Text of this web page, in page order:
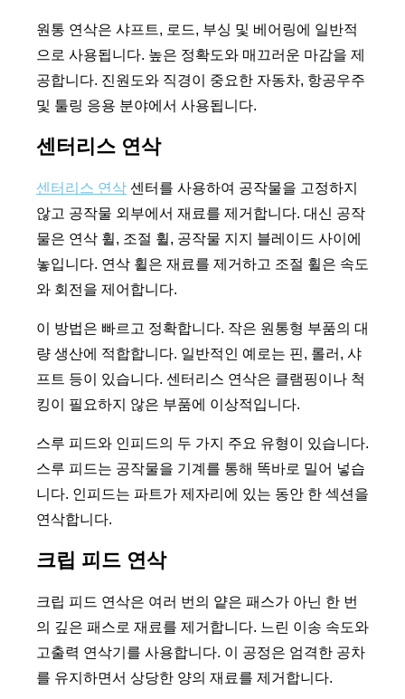
원통 연삭은 샤프트, 로드, 부싱 및 베어링에 일반적
으로 사용됩니다. 높은 정확도와 매끄러운 마감을 제
공합니다. 진원도와 직경이 중요한 자동차, 항공우주
및 툴링 응용 분야에서 사용됩니다.
센터리스 연삭
센터리스 연삭 센터를 사용하여 공작물을 고정하지
않고 공작물 외부에서 재료를 제거합니다. 대신 공작
물은 연삭 휠, 조절 휠, 공작물 지지 블레이드 사이에
놓입니다. 연삭 휠은 재료를 제거하고 조절 휠은 속도
와 회전을 제어합니다.
이 방법은 빠르고 정확합니다. 작은 원통형 부품의 대
량 생산에 적합합니다. 일반적인 예로는 핀, 롤러, 샤
프트 등이 있습니다. 센터리스 연삭은 클램핑이나 척
킹이 필요하지 않은 부품에 이상적입니다.
스루 피드와 인피드의 두 가지 주요 유형이 있습니다.
스루 피드는 공작물을 기계를 통해 똑바로 밀어 넣습
니다. 인피드는 파트가 제자리에 있는 동안 한 섹션을
연삭합니다.
크립 피드 연삭
크립 피드 연삭은 여러 번의 얕은 패스가 아닌 한 번
의 깊은 패스로 재료를 제거합니다. 느린 이송 속도와
고출력 연삭기를 사용합니다. 이 공정은 엄격한 공차
를 유지하면서 상당한 양의 재료를 제거합니다.